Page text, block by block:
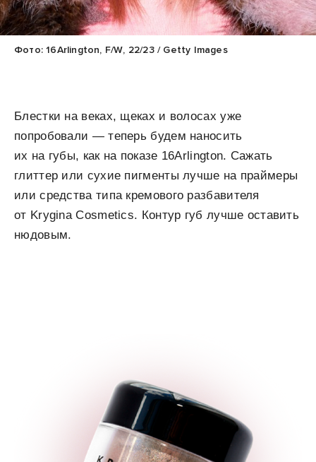
Фото: 16Arlington, F/W, 22/23 / Getty Images
Блестки на веках, щеках и волосах уже
попробовали — теперь будем наносить
их на губы, как на показе 16Arlington. Сажать
глиттер или сухие пигменты лучше на праймеры
или средства типа кремового разбавителя
от Krygina Cosmetics. Контур губ лучше оставить
нюдовым.